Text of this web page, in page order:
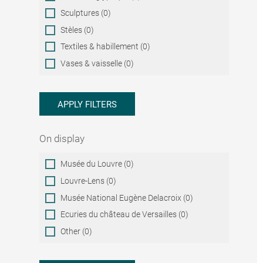
Sculptures (0)
Stèles (0)
Textiles & habillement (0)
Vases & vaisselle (0)
APPLY FILTERS
On display
On
display
Musée du Louvre (0)
Louvre-Lens (0)
Musée National Eugène Delacroix (0)
Ecuries du château de Versailles (0)
Other (0)